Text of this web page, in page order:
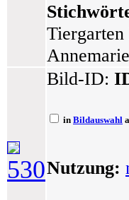
Tiergarten
530
Bild-ID:
in Bildauswahl
Nutzung: